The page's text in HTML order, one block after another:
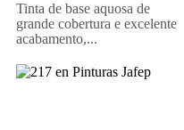
Tinta de base aquosa de
grande cobertura e excelente
acabamento,...